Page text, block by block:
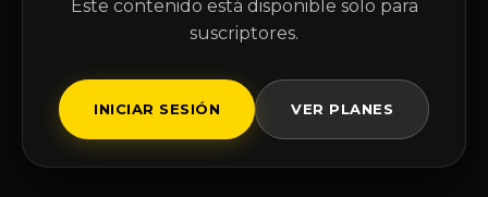
Este contenido está disponible solo para
suscriptores.
INICIAR SESIÓN VER PLANES